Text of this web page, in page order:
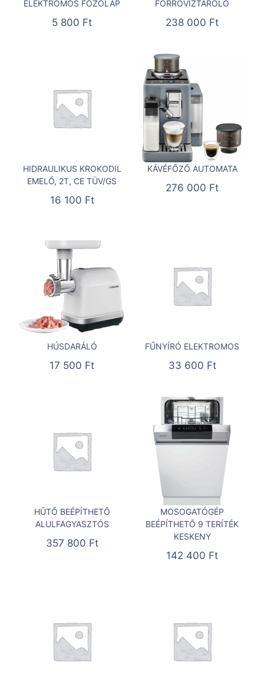
ELEKTROMOS FŐZŐLAP
5 800 Ft
FORRÓVÍZTÁROLÓ
238 000 Ft
HIDRAULIKUS KROKODIL
EMELŐ, 2T, CE TÜV/GS
16 100 Ft
KÁVÉFŐZŐ AUTOMATA
276 000 Ft
HÚSDARÁLÓ
17 500 Ft
FŰNYÍRÓ ELEKTROMOS
33 600 Ft
HŰTŐ BEÉPÍTHETŐ
ALULFAGYASZTÓS
357 800 Ft
MOSOGATÓGÉP
BEÉPÍTHETŐ 9 TERÍTÉK
KESKENY
142 400 Ft